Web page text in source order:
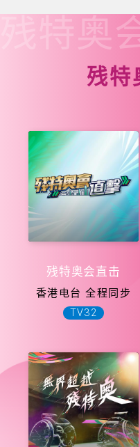
残特
残特奥
残特奥会直击
香港电台 全程同步
TV32